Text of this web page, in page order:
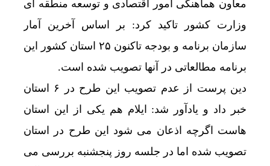
معاون هماهنگی امور اقتصادی و توسعه منطقه ای
وزارت کشور تاکید کرد: بر اساس آخرین آمار
سازمان برنامه و بودجه تاکنون ۲۵ استان کشور این
برنامه مطالعاتی در آنها تصویب شده است.
دین پرست از عدم تصویب این طرح در ۶ استان
خبر داد و یادآور شد: ایلام هم یکی از این استان
هاست اگرچه اذعان می شود این طرح در استان
تصویب شده اما در جلسه روز پنجشنبه بررسی می